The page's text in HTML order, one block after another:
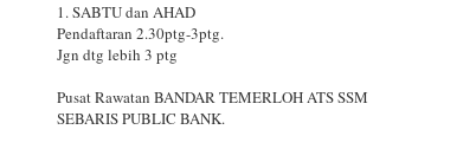
1. SABTU dan AHAD
Pendaftaran 2.30ptg-3ptg.
Jgn dtg lebih 3 ptg
Pusat Rawatan BANDAR TEMERLOH ATS SSM
SEBARIS PUBLIC BANK.